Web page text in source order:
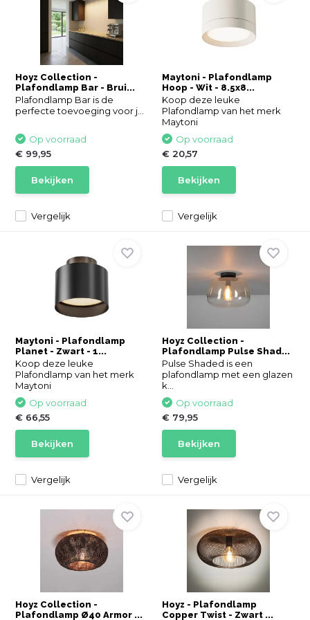
Hoyz Collection -
Plafondlamp Bar - Brui...
Plafondlamp Bar is de
perfecte toevoeging voor j...
Vergelijk
Op voorraad
€ 99,95
Bekijken
Maytoni - Plafondlamp
Hoop - Wit - 8.5x8...
Koop deze leuke
Plafondlamp van het merk
Maytoni
Vergelijk
Op voorraad
€ 20,57
Bekijken
Maytoni - Plafondlamp
Planet - Zwart - 1...
Koop deze leuke
Plafondlamp van het merk
Maytoni
Vergelijk
Op voorraad
€ 66,55
Bekijken
Hoyz Collection -
Plafondlamp Pulse Shad...
Pulse Shaded is een
plafondlamp met een glazen
k...
Vergelijk
Op voorraad
€ 79,95
Bekijken
Hoyz Collection -
Plafondlamp Ø40 Armor ...
Hoyz - Plafondlamp
Copper Twist - Zwart ...